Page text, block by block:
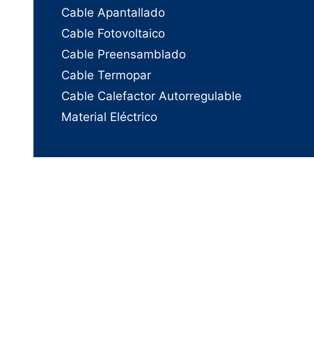
Cable Apantallado
Cable Fotovoltaico
Cable Preensamblado
Cable Termopar
Cable Calefactor Autorregulable
Material Eléctrico